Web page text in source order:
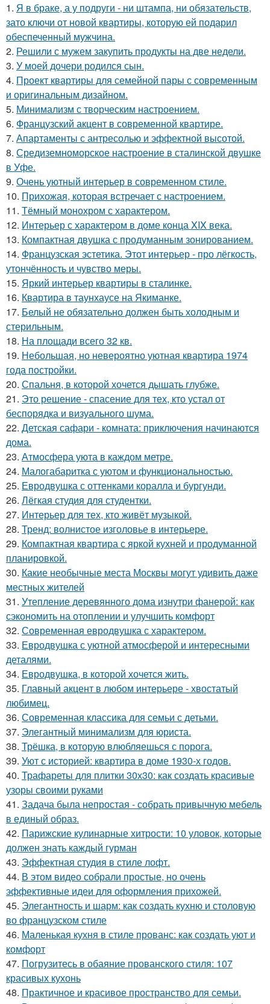
1. Я в браке, а у подруги - ни штампа, ни обязательств,
зато ключи от новой квартиры, которую ей подарил
обеспеченный мужчина.
2. Решили с мужем закупить продукты на две недели.
3. У моей дочери родился сын.
4. Проект квартиры для семейной пары с современным
и оригинальным дизайном.
5. Минимализм с творческим настроением.
6. Французский акцент в современной квартире.
7. Апартаменты с антресолью и эффектной высотой.
8. Средиземноморское настроение в сталинской двушке
в Уфе.
9. Очень уютный интерьер в современном стиле.
10. Прихожая, которая встречает с настроением.
11. Тёмный монохром с характером.
12. Интерьер с характером в доме конца XIX века.
13. Компактная двушка с продуманным зонированием.
14. Французская эстетика. Этот интерьер - про лёгкость,
утончённость и чувство меры.
15. Яркий интерьер квартиры в сталинке.
16. Квартира в таунхаусе на Якиманке.
17. Белый не обязательно должен быть холодным и
стерильным.
18. На площади всего 32 кв.
19. Небольшая, но невероятно уютная квартира 1974
года постройки.
20. Спальня, в которой хочется дышать глубже.
21. Это решение - спасение для тех, кто устал от
беспорядка и визуального шума.
22. Детская сафари - комната: приключения начинаются
дома.
23. Атмосфера уюта в каждом метре.
24. Малогабаритка с уютом и функциональностью.
25. Евродвушка с оттенками коралла и бургунди.
26. Лёгкая студия для студентки.
27. Интерьер для тех, кто живёт музыкой.
28. Тренд: волнистое изголовье в интерьере.
29. Компактная квартира с яркой кухней и продуманной
планировкой.
30. Какие необычные места Москвы могут удивить даже
местных жителей
31. Утепление деревянного дома изнутри фанерой: как
сэкономить на отоплении и улучшить комфорт
32. Современная евродвушка с характером.
33. Евродвушка с уютной атмосферой и интересными
деталями.
34. Евродвушка, в которой хочется жить.
35. Главный акцент в любом интерьере - хвостатый
любимец.
36. Современная классика для семьи с детьми.
37. Элегантный минимализм для юриста.
38. Трёшка, в которую влюбляешься с порога.
39. Уют с историей: квартира в доме 1930-х годов.
40. Трафареты для плитки 30х30: как создать красивые
узоры своими руками
41. Задача была непростая - собрать привычную мебель
в единый образ.
42. Парижские кулинарные хитрости: 10 уловок, которые
должен знать каждый гурман
43. Эффектная студия в стиле лофт.
44. В этом видео собрали простые, но очень
эффективные идеи для оформления прихожей.
45. Элегантность и шарм: как создать кухню и столовую
во французском стиле
46. Маленькая кухня в стиле прованс: как создать уют и
комфорт
47. Погрузитесь в обаяние прованского стиля: 107
красивых кухонь
48. Практичное и красивое пространство для семьи.